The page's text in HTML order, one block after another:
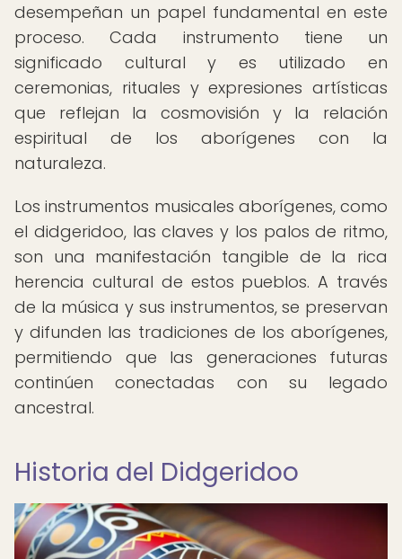
desempeñan un papel fundamental en este
proceso. Cada instrumento tiene un
significado cultural y es utilizado en
ceremonias, rituales y expresiones artísticas
que reflejan la cosmovisión y la relación
espiritual de los aborígenes con la
naturaleza.
Los instrumentos musicales aborígenes, como
el didgeridoo, las claves y los palos de ritmo,
son una manifestación tangible de la rica
herencia cultural de estos pueblos. A través
de la música y sus instrumentos, se preservan
y difunden las tradiciones de los aborígenes,
permitiendo que las generaciones futuras
continúen conectadas con su legado
ancestral.
Historia del Didgeridoo